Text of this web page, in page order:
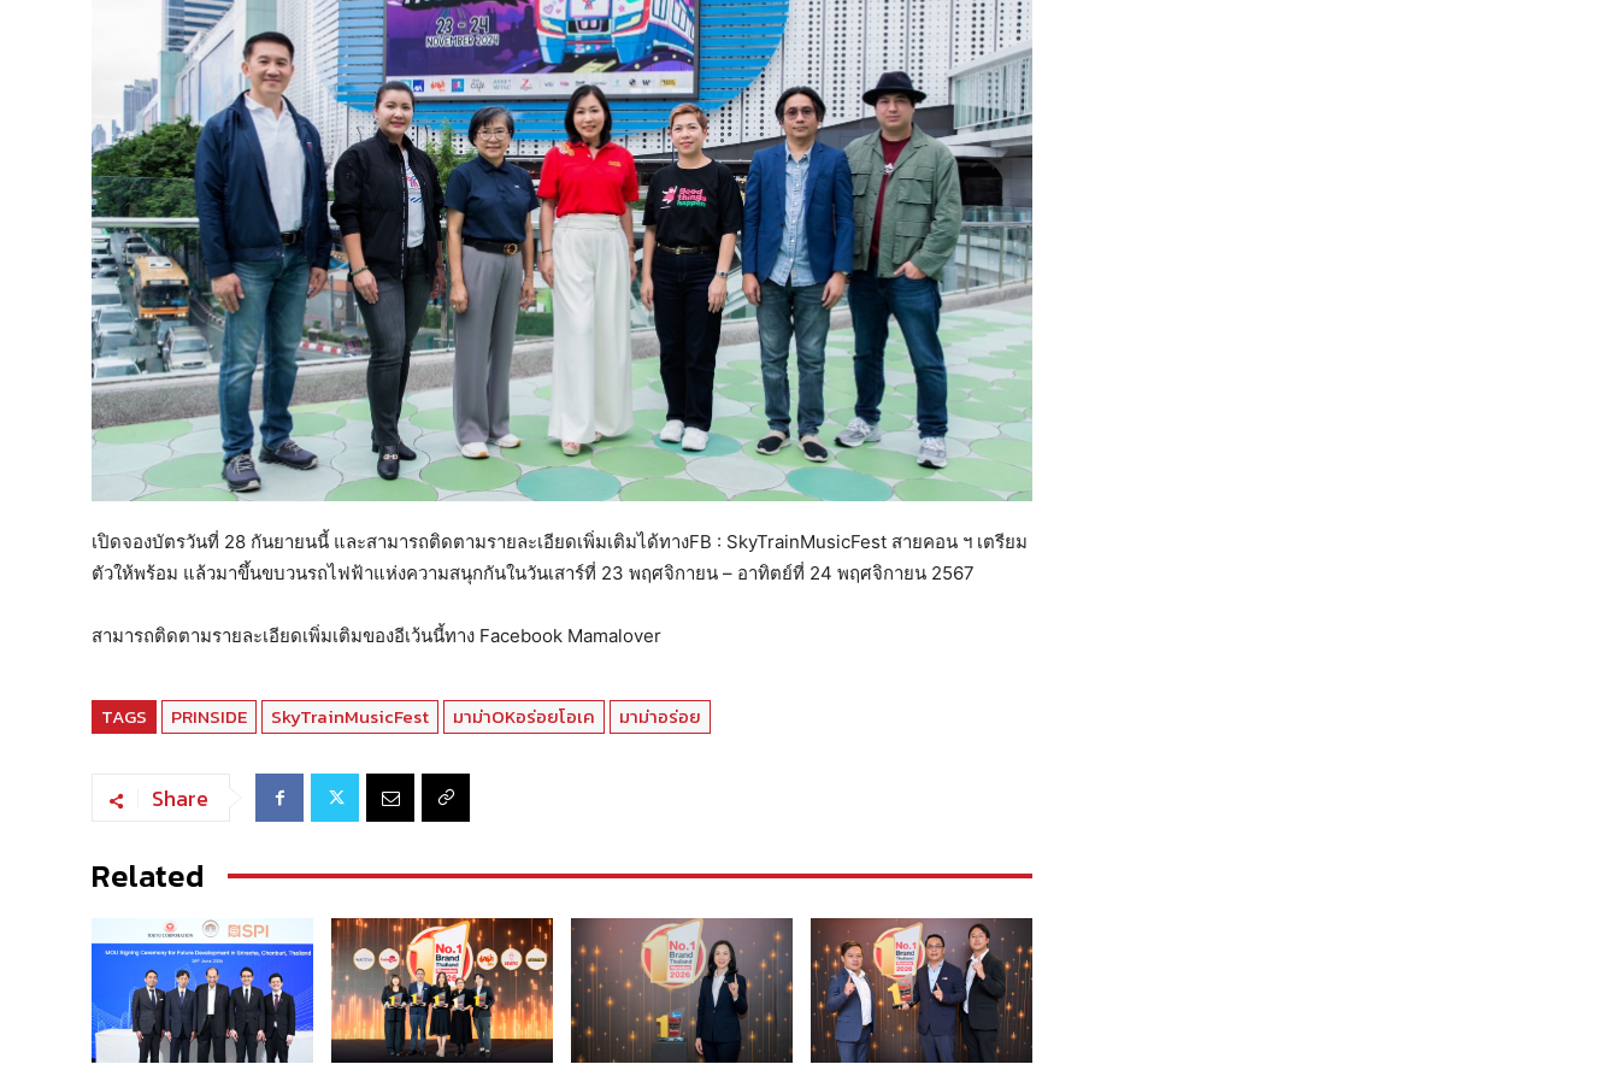
เปิดจองบัตรวันที่ 28 กันยายนนี้ และสามารถติดตามรายละเอียดเพิ่มเติมได้ทางFB : SkyTrainMusicFest สายคอน ฯ เตรียม
ตัวให้พร้อม แล้วมาขึ้นขบวนรถไฟฟ้าแห่งความสนุกกันในวันเสาร์ที่ 23 พฤศจิกายน – อาทิตย์ที่ 24 พฤศจิกายน 2567
สามารถติดตามรายละเอียดเพิ่มเติมของอีเว้นนี้ทาง Facebook Mamalover
TAGS PRINSIDE SkyTrainMusicFest มาม่าOKอร่อยโอเค มาม่าอร่อย
Share
Related